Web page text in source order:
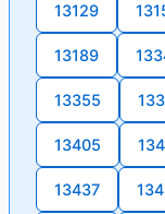
13129
13189
13355
13405
13437